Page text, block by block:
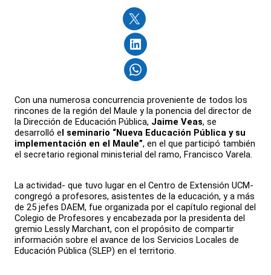
Con una numerosa concurrencia proveniente de todos los
rincones de la región del Maule y la ponencia del director de
la Dirección de Educación Pública, Jaime Veas, se
desarrolló el seminario “Nueva Educación Pública y su
implementación en el Maule”, en el que participó también
el secretario regional ministerial del ramo, Francisco Varela.
La actividad- que tuvo lugar en el Centro de Extensión UCM-
congregó a profesores, asistentes de la educación, y a más
de 25 jefes DAEM, fue organizada por el capítulo regional del
Colegio de Profesores y encabezada por la presidenta del
gremio Lessly Marchant, con el propósito de compartir
información sobre el avance de los Servicios Locales de
Educación Pública (SLEP) en el territorio.